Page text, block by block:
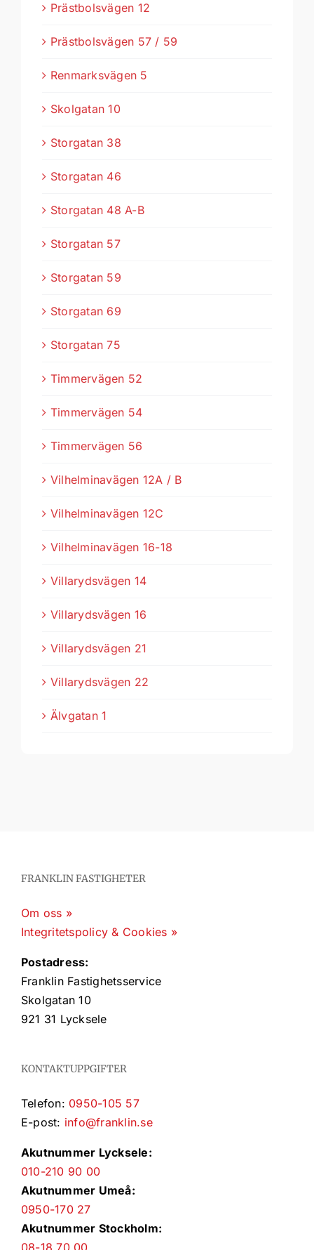
Prästbolsvägen 12
Prästbolsvägen 57 / 59
Renmarksvägen 5
Skolgatan 10
Storgatan 38
Storgatan 46
Storgatan 48 A-B
Storgatan 57
Storgatan 59
Storgatan 69
Storgatan 75
Timmervägen 52
Timmervägen 54
Timmervägen 56
Vilhelminavägen 12A / B
Vilhelminavägen 12C
Vilhelminavägen 16-18
Villarydsvägen 14
Villarydsvägen 16
Villarydsvägen 21
Villarydsvägen 22
Älvgatan 1
FRANKLIN FASTIGHETER
Om oss »
Integritetspolicy & Cookies »
Postadress:
Franklin Fastighetsservice
Skolgatan 10
921 31 Lycksele
KONTAKTUPPGIFTER
Telefon: 0950-105 57
E-post: info@franklin.se
Akutnummer Lycksele:
010-210 90 00
Akutnummer Umeå:
0950-170 27
Akutnummer Stockholm: